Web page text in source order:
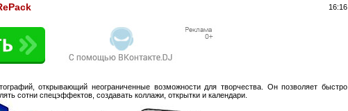
16:16
открывающий неограниченные возможности для творчества. Он позволяет быстро
сотни спецэффектов, создавать коллажи, открытки и календари.